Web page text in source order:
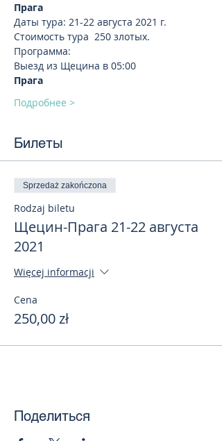
Прага
Даты тура: 21-22 августа 2021 г.
Стоимость тура  250 злотых.
Программа:
Выезд из Щецина в 05:00
Прага
Подробнее >
Билеты
Sprzedaż zakończona
Rodzaj biletu
Щецин-Прага 21-22 августа
2021
Więcej informacji
Cena
250,00 zł
Поделиться